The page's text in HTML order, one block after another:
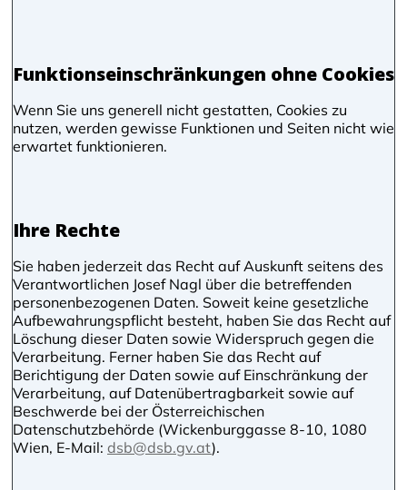
Funktionseinschränkungen ohne Cookies
Wenn Sie uns generell nicht gestatten, Cookies zu
nutzen, werden gewisse Funktionen und Seiten nicht wie
erwartet funktionieren.
Ihre Rechte
Sie haben jederzeit das Recht auf Auskunft seitens des
Verantwortlichen Josef Nagl über die betreffenden
personenbezogenen Daten. Soweit keine gesetzliche
Aufbewahrungspflicht besteht, haben Sie das Recht auf
Löschung dieser Daten sowie Widerspruch gegen die
Verarbeitung. Ferner haben Sie das Recht auf
Berichtigung der Daten sowie auf Einschränkung der
Verarbeitung, auf Datenübertragbarkeit sowie auf
Beschwerde bei der Österreichischen
Datenschutzbehörde (Wickenburggasse 8-10, 1080
Wien, E-Mail: dsb@dsb.gv.at).